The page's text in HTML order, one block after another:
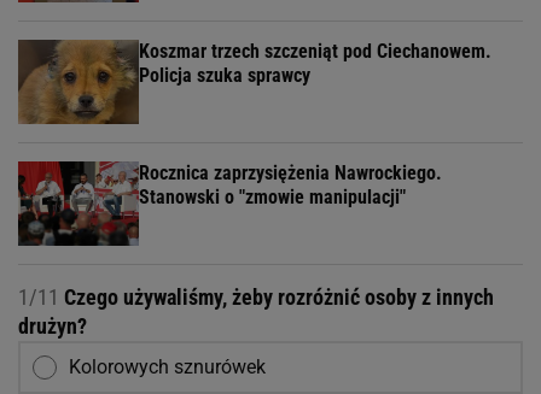
Koszmar trzech szczeniąt pod Ciechanowem.
Policja szuka sprawcy
Rocznica zaprzysiężenia Nawrockiego.
Stanowski o "zmowie manipulacji"
1/11 Czego używaliśmy, żeby rozróżnić osoby z innych
drużyn?
Kolorowych sznurówek